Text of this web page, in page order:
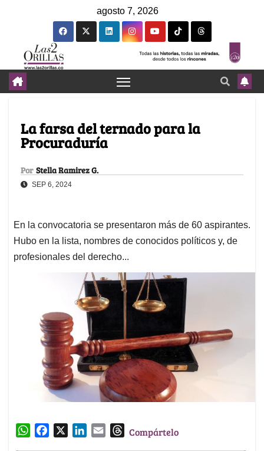
agosto 7, 2026
La farsa del ternado para la
Procuraduría
Por Stella Ramirez G.
SEP 6, 2024
En la convocatoria se presentaron más de 60 aspirantes.
Hubo en la lista, nombres de conocidos políticos y, de
profesionales del derecho...
W
TCompártelo